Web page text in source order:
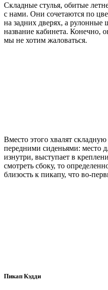
Складные стулья, обитые
с нами. Они сочетаются по
на задних дверях, а
название кабинета. Конечно,
мы не хотим жаловаться.
Вместо этого хвалят
передними сиденьями: место
изнутри, выступает в
смотреть сбоку, то
близость к пикапу, что во-
Пикап Кэдди